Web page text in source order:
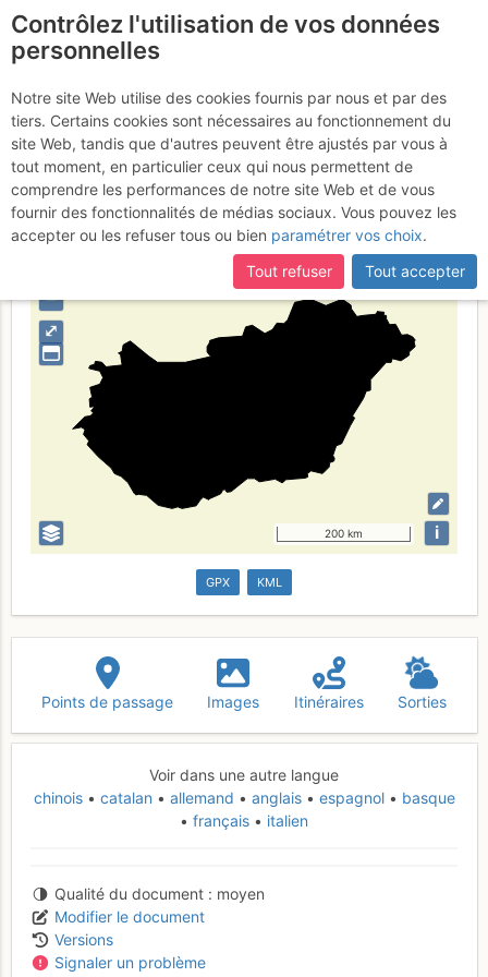
Madžarska
Type de région pays
⤢
–
200 km i
GPX KML
Points de passage Images Itinéraires Sorties
Voir dans une autre langue
chinois
catalan allemand anglais espagnol
basque
français
italien
Qualité du document
moyen
Modifier le document
Versions
Signaler un problème
Contrôlez l'utilisation de vos données
personnelles
Notre site Web utilise des cookies fournis par nous et par des
tiers. Certains cookies sont nécessaires au fonctionnement du
site Web, tandis que d'autres peuvent être ajustés par vous à
tout moment, en particulier ceux qui nous permettent de
comprendre les performances de notre site Web et de vous
fournir des fonctionnalités de médias sociaux. Vous pouvez les
accepter ou les refuser tous ou bien paramétrer vos choix.
Tout refuser
Tout accepter